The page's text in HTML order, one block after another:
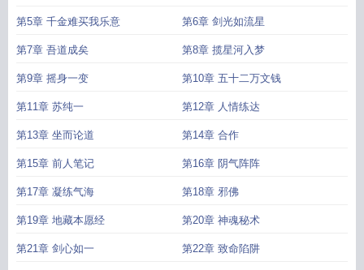
魂幡了完整版该入万魂幡了 听书 诸君该入万魂幡了修正版
度诸君该入万魂幡了免费阅读笔趣阁
第5章 千金难买我乐意 第6章 剑光如流星
第7章 吾道成矣 第8章 揽星河入梦
第9章 摇身一变 第10章 五十二万文钱
第11章 苏纯一 第12章 人情练达
第13章 坐而论道 第14章 合作
第15章 前人笔记 第16章 阴气阵阵
第17章 凝练气海 第18章 邪佛
第19章 地藏本愿经 第20章 神魂秘术
第21章 剑心如一 第22章 致命陷阱